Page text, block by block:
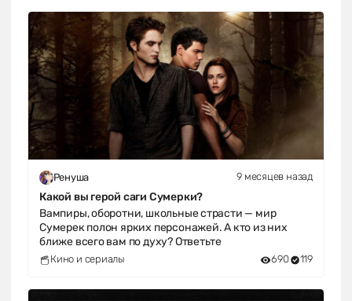
Ренуша 9 месяцев назад
Какой вы герой саги Сумерки?
Вампиры, оборотни, школьные страсти — мир
Сумерек полон ярких персонажей. А кто из них
ближе всего вам по духу? Ответьте
Кино и сериалы 690 119